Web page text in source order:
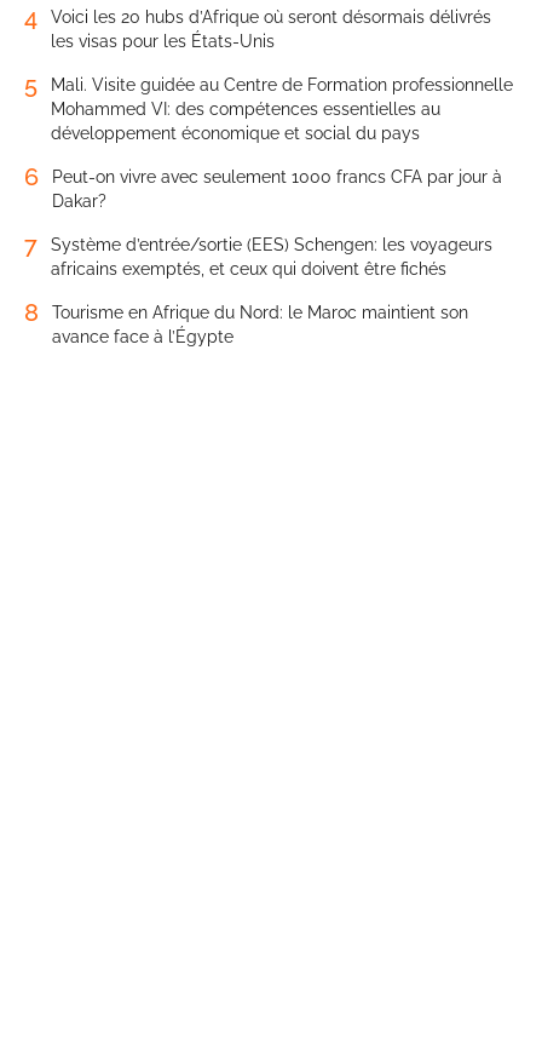
4
Voici les 20 hubs d’Afrique où seront désormais délivrés
les visas pour les États-Unis
5
Mali. Visite guidée au Centre de Formation professionnelle
Mohammed VI: des compétences essentielles au
développement économique et social du pays
6
Peut-on vivre avec seulement 1000 francs CFA par jour à
Dakar?
7
Système d’entrée/sortie (EES) Schengen: les voyageurs
africains exemptés, et ceux qui doivent être fichés
8
Tourisme en Afrique du Nord: le Maroc maintient son
avance face à l’Égypte